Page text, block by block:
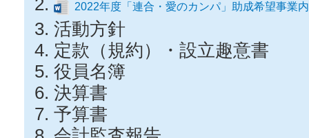
2022年度「連合・愛のカンパ」助成希望事業
活動方針
定款（規約）・設立趣意書
役員名簿
決算書
予算書